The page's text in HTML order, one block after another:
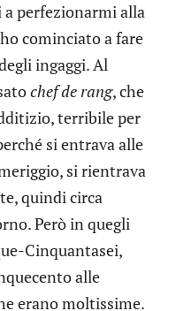
perfezionarmi alla
cominciato a fare
ingaggi. Al
chef de rang, che
terribile per
si entrava alle
si rientrava
quindi circa
Però in quegli
Cinquantasei,
alle
erano moltissime.